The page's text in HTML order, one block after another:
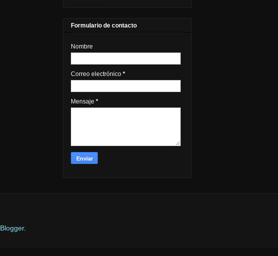
Formulario de contacto
Nombre
Correo electrónico *
Mensaje *
Blogger.